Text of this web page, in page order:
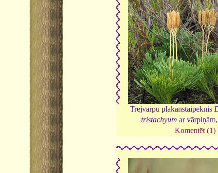
Trejvārpu plakanstaipeknis
tristachyum ar
Komentēt (1)